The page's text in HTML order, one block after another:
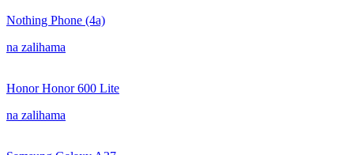
Nothing Phone (4a)
na zalihama
Honor Honor 600 Lite
na zalihama